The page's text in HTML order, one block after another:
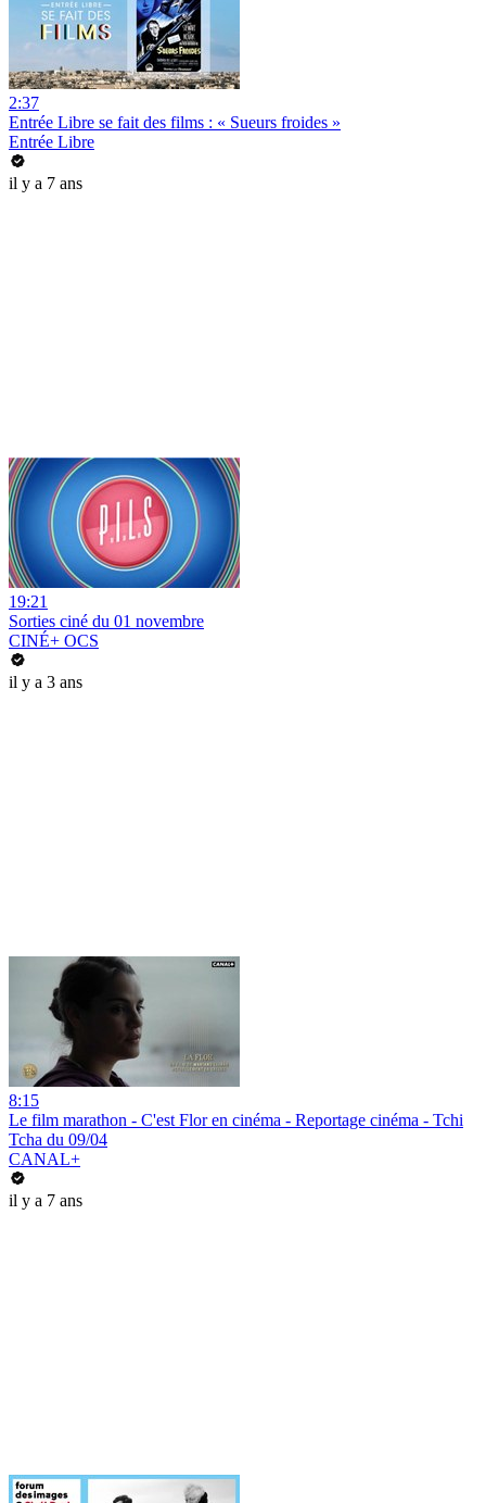
2:37
Entrée Libre se fait des films : « Sueurs froides »
Entrée Libre
il y a 7 ans
19:21
Sorties ciné du 01 novembre
CINÉ+ OCS
il y a 3 ans
8:15
Le film marathon - C'est Flor en cinéma - Reportage cinéma - Tchi
Tcha du 09/04
CANAL+
il y a 7 ans